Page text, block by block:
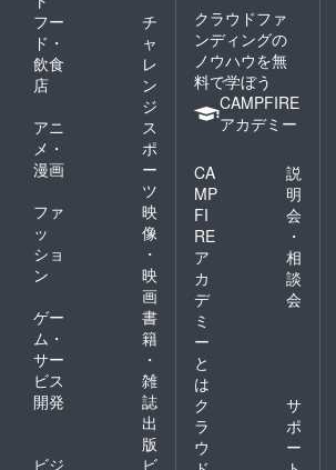
フー
ド・
飲食
店
チ
ャ
レ
ン
ジ
アニ
メ・
漫画
ス
ポ
ー
ツ
ファ
ッ
ショ
ン
映
像
・
映
画
ゲー
ム・
サー
ビス
開発
書
籍
・
雑
誌
出
版
ビジ
ビ
クラウドファ
ンディングの
ノウハウを無
料で学ぼう
CAMPFIRE
アカデミー
CA
MP
FI
RE
ア
カ
デ
ミ
ー
と
は
説
明
会
・
相
談
会
ク
ラ
ウ
サ
ポ
ー